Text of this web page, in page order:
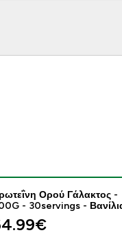
- Πρωτεΐνη Ορού
Ορού Γάλακτος -
- 30servings -